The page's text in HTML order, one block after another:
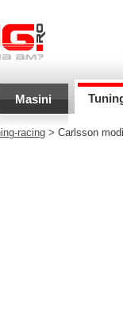
Masini
racing > Carlsson